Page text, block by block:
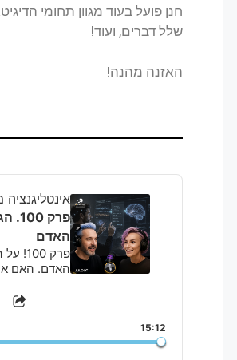
חנן פועל בעוד מגוון תחומי
שלל דברים, ועוד!
האזנה מהנה!
Audio
Player
האדם
פרק
האדם. האם
15:12